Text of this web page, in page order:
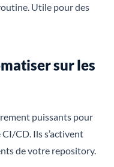
Utile pour des
sur les
puissants pour
CD. Ils s’activent
de votre repository.